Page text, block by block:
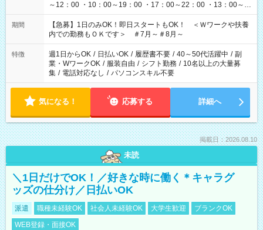
～12：00 ・10：00～19：00 ・17：00～22：00 ・13：00～
22：00 ・22：00～翌6：00 など
期間
【急募】1日のみOK！即日スタートもOK！ ＜Ｗワークや扶養
内での勤務もＯＫです＞ ＃7月～＃8月～
特徴 週1日からOK / 日払いOK / 履歴書不要 / 40～50代活躍中 / 副
業・WワークOK / 服装自由 / シフト勤務 / 10名以上の大量募
集 / 電話対応なし / パソコンスキル不要
気になる！ 応募する 詳細へ
掲載日：2026.08.10
未読
＼1日だけでOK！／好きな時に働く＊キャラグ
ッズの仕分け／日払いOK
派遣 職種未経験OK 社会人未経験OK 大学生歓迎
ブランクOK
WEB登録・面接OK